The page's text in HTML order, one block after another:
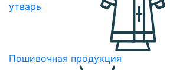
утварь
Пошивочная продукция